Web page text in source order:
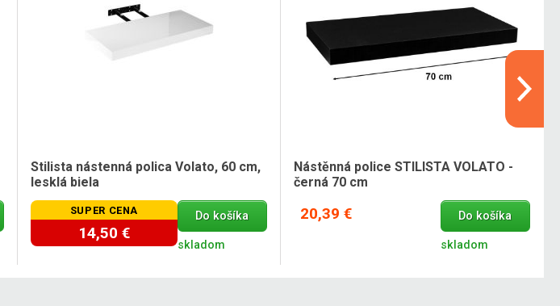
Stilista nástenná polica Volato, 60 cm,
lesklá biela
SUPER CENA
14,50 €
Do košíka
skladom
Nástěnná police STILISTA VOLATO -
černá 70 cm
20,39 € Do košíka
skladom